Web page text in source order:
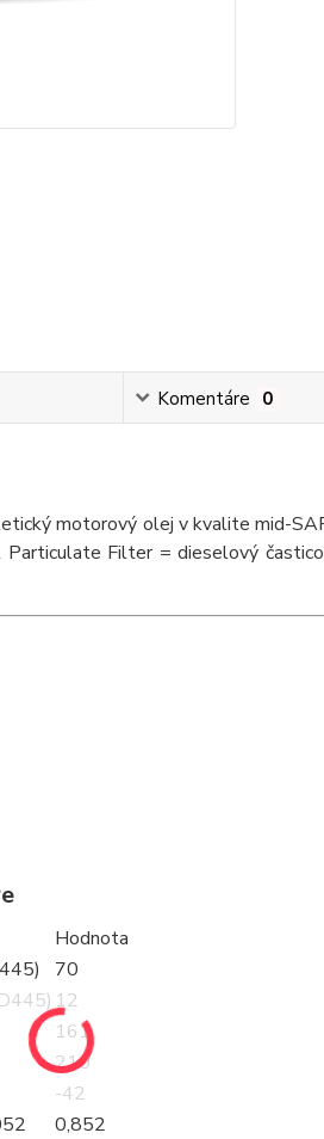
Komentáre 0
motorový olej v kvalite mid-
Filter = dieselový
Hodnota
70
12
161
210
-42
0,852